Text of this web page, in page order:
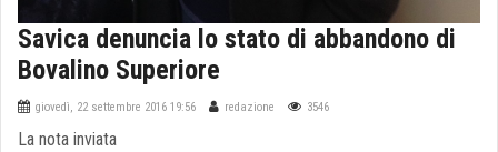
Savica denuncia lo stato di abbandono di
Bovalino Superiore
giovedì, 22 settembre 2016 19:56 redazione 3546
La nota inviata